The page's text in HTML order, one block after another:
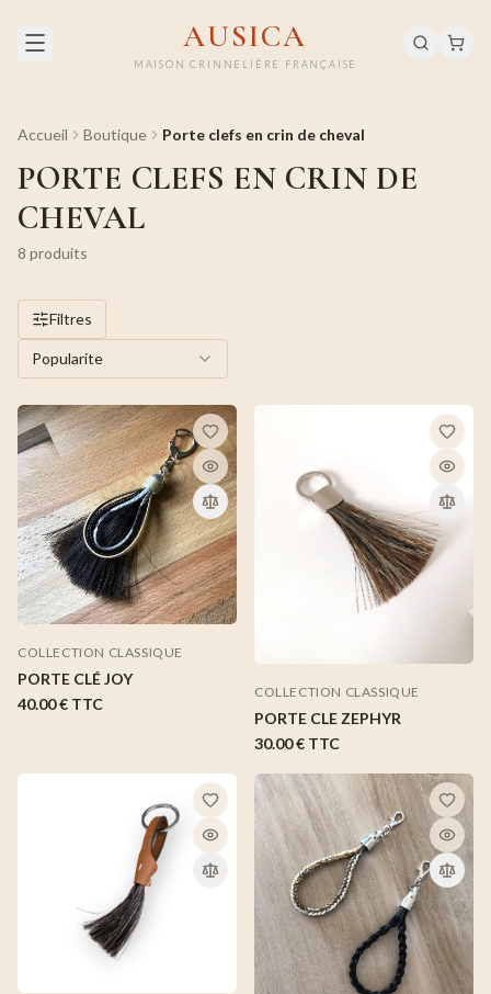
AUSICA
MAISON CRINNELIÈRE FRANÇAISE
Accueil Boutique Porte clefs en crin de cheval
PORTE CLEFS EN CRIN DE
CHEVAL
8 produits
Filtres
Popularite
COLLECTION CLASSIQUE
PORTE CLÉ JOY
40.00 € TTC
COLLECTION CLASSIQUE
PORTE CLE ZEPHYR
30.00 € TTC